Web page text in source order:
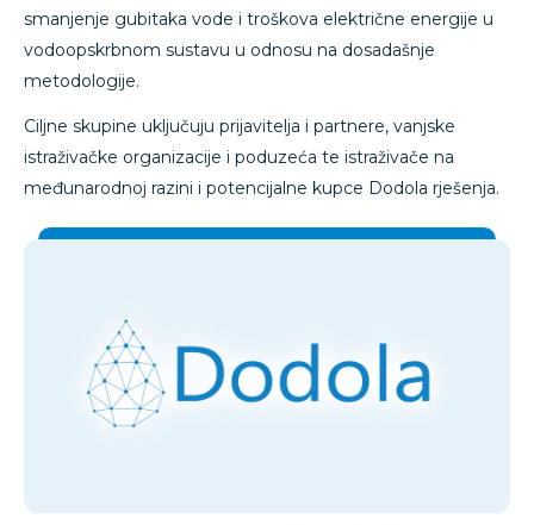
smanjenje gubitaka vode i troškova električne energije u
vodoopskrbnom sustavu u odnosu na dosadašnje
metodologije.
Ciljne skupine uključuju prijavitelja i partnere, vanjske
istraživačke organizacije i poduzeća te istraživače na
međunarodnoj razini i potencijalne kupce Dodola rješenja.